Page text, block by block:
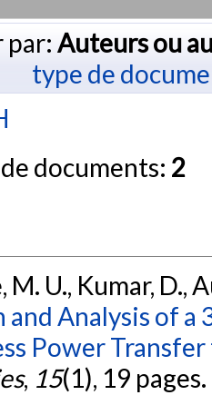
par: Auteurs ou
type de
documents: 2
M. U., Kumar, D.,
and Analysis of a
Power
, 15(1), 19 pages.